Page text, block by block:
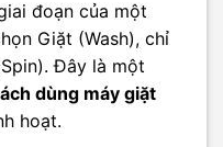
đoạn của một
Giặt (Wash), chỉ
Đây là một
dùng máy giặt
hoạt.